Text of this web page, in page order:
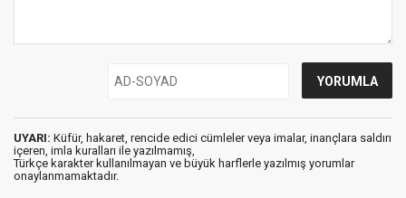
UYARI: Küfür, hakaret, rencide edici cümleler veya imalar, inançlara saldırı
içeren, imla kuralları ile yazılmamış,
Türkçe karakter kullanılmayan ve büyük harflerle yazılmış yorumlar
onaylanmamaktadır.